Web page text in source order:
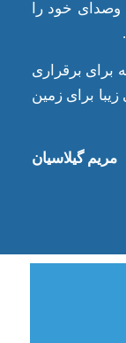
خود را
برقراری
برای زمین
مریم گیلاسیان